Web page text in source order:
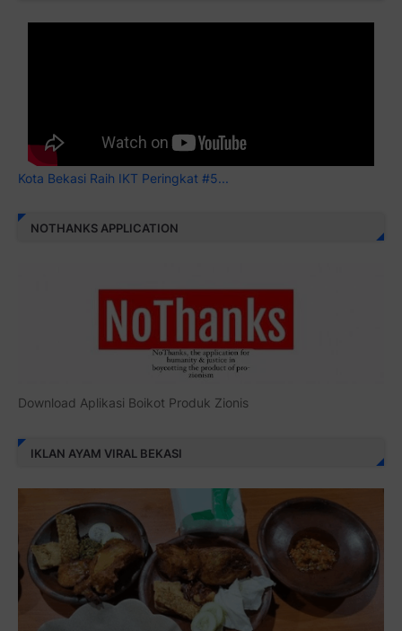
Kota Bekasi Raih IKT Peringkat #5...
NOTHANKS APPLICATION
Download Aplikasi Boikot Produk Zionis
IKLAN AYAM VIRAL BEKASI